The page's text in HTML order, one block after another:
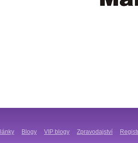
Blogy VIP blogy Zpravodajství